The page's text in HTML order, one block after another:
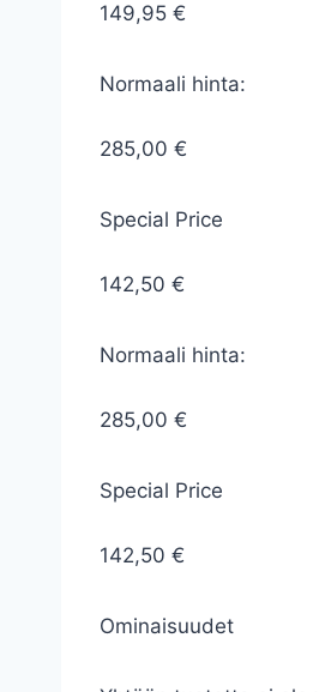
149,95 €
Normaali hinta:
285,00 €
Special Price
142,50 €
Normaali hinta:
285,00 €
Special Price
142,50 €
Ominaisuudet